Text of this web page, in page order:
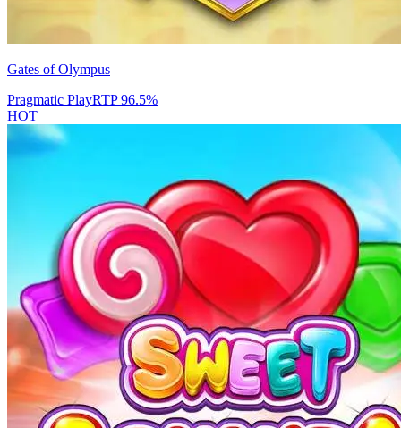
Gates of Olympus
Pragmatic PlayRTP96.5%
HOT